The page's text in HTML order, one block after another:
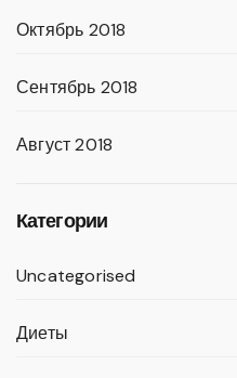
Октябрь 2018
Сентябрь 2018
Август 2018
Категории
Uncategorised
Диеты